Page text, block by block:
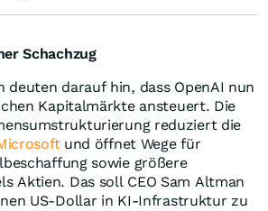
Schachzug
deuten darauf hin, dass OpenAI nun
Kapitalmärkte ansteuert. Die
reduziert die
und öffnet Wege für
sowie größere
Aktien. Das soll CEO Sam Altman
US-Dollar in KI-Infrastruktur zu